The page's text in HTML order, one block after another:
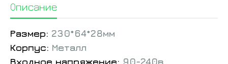
Описание
Размер: 230*64*28мм
Корпус: Металл
Входное напряжение: 90-240в